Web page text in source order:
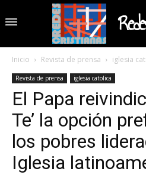
Inicio Revista de prensa iglesia
Revista de prensa iglesia catolica
El Papa
Te’ la opción
los pobres
Iglesia